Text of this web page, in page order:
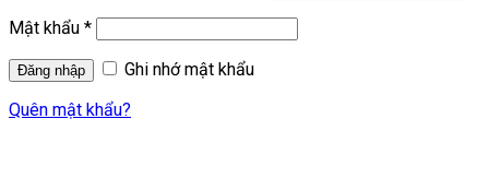
Mật khẩu *
Ghi nhớ mật khẩu
Quên mật khẩu?